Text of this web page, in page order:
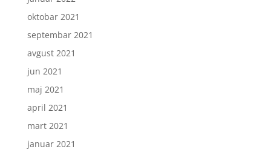
oktobar 2021
septembar 2021
avgust 2021
jun 2021
maj 2021
april 2021
mart 2021
januar 2021